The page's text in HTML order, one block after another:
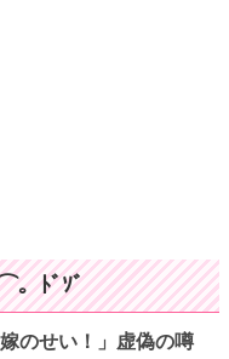
。ﾄﾞｿﾞ
のせい！」虚偽の噂